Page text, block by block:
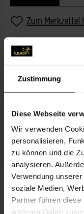
Zustimmung
Diese Webseite
Wir verwenden
personalisieren,
zu können und die
analysieren.
Verwendung
soziale Medien,
Partner führen
weiteren Daten
Zum Merkzettel
BESCHREIBUNG
PASSEND ZUM
Rote Rose
3,99 €